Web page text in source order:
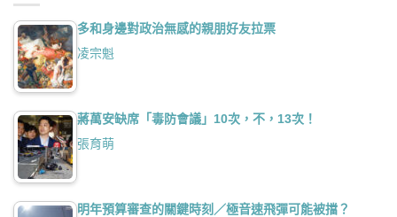
多和身邊對政治無感的親朋好友拉票
凌宗魁
蔣萬安缺席「毒防會議」10次，不，13次！
張育萌
明年預算審查的關鍵時刻／極音速飛彈可能被擋？